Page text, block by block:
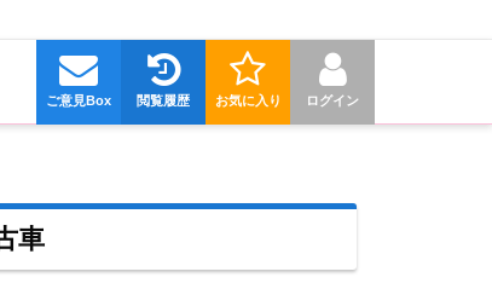
ログイン
お気に入り
閲覧履歴
ご意見Box
車